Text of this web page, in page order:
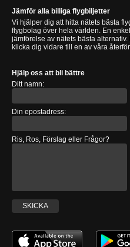
Jämför alla billiga flygbiljetter
Vi hjälper dig att hitta nätets bästa
flygbolag över hela världen. En
jämförelse av nätets bästa
klicka dig vidare till en av våra
Hjälp oss att bli bättre
Ditt namn:
Din epostadress:
Ris, Ros, Förslag eller Frågor?
SKICKA